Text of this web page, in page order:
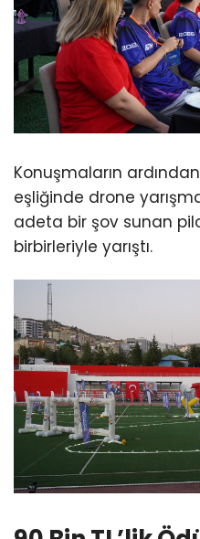
Konuşmaların
eşliğinde drone
adeta bir şov sunan
birbirleriyle yarıştı.